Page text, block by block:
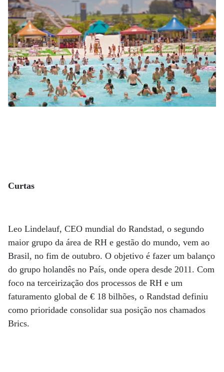
Curtas
Leo Lindelauf, CEO mundial do Randstad, o segundo
maior grupo da área de RH e gestão do mundo, vem ao
Brasil, no fim de outubro. O objetivo é fazer um balanço
do grupo holandês no País, onde opera desde 2011. Com
foco na terceirização dos processos de RH e um
faturamento global de € 18 bilhões, o Randstad definiu
como prioridade consolidar sua posição nos chamados
Brics.